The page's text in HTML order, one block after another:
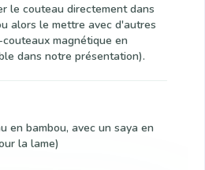
le couteau directement dans
alors le mettre avec d'autres
magnétique en
dans notre présentation).
en bambou, avec un saya en
la lame)